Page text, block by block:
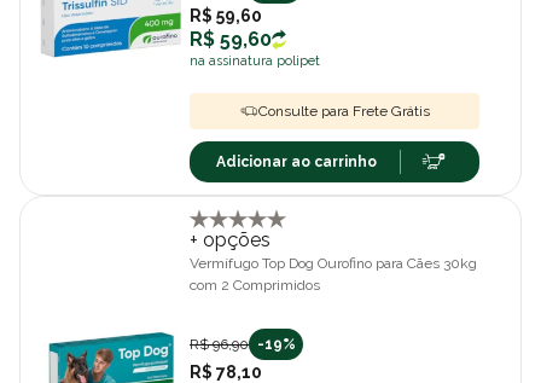
R$ 59,60
R$ 59,60
na assinatura polipet
Consulte para Frete Grátis
Adicionar ao carrinho
+ opções
Vermífugo Top Dog Ourofino para Cães 30kg
com 2 Comprimidos
R$ 96,90 -19%
R$ 78,10